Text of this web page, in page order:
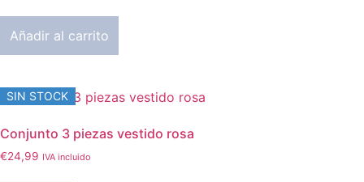
Añadir al carrito
SIN STOCK
Conjunto 3 piezas vestido rosa
€24,99 IVA incluido